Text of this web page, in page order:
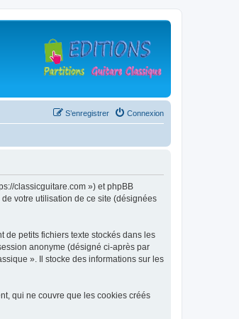
Connexion
S’enregistrer
classicguitare.com ») et phpBB
votre utilisation de ce site (désignées
de petits fichiers texte stockés dans les
anonyme (désigné ci-après par
». Il stocke des informations sur les
qui ne couvre que les cookies créés